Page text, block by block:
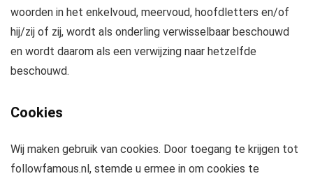
woorden in het enkelvoud, meervoud, hoofdletters en/of
hij/zij of zij, wordt als onderling verwisselbaar beschouwd
en wordt daarom als een verwijzing naar hetzelfde
beschouwd.
Cookies
Wij maken gebruik van cookies. Door toegang te krijgen tot
followfamous.nl, stemde u ermee in om cookies te